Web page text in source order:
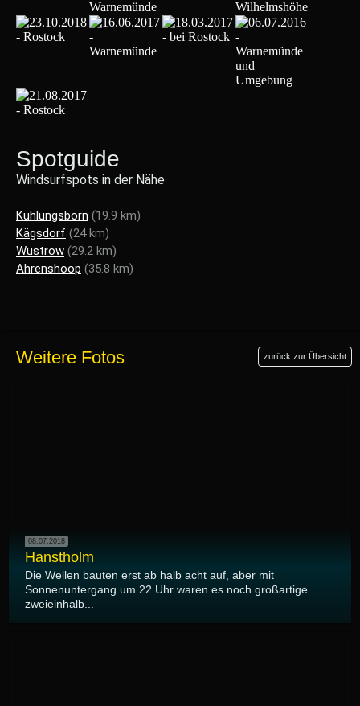
Spotguide
Windsurfspots in der Nähe
Kühlungsborn (19.9 km)
Kägsdorf (24 km)
Wustrow (29.2 km)
Ahrenshoop (35.8 km)
Weitere Fotos zurück zur Übersicht
08.07.2018
Hanstholm
Die Wellen bauten erst ab halb acht auf, aber mit
Sonnenuntergang um 22 Uhr waren es noch großartige
zweieinhalb...